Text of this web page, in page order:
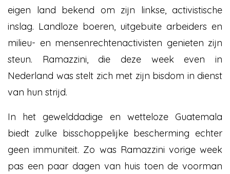
eigen land bekend om zijn linkse, activistische
inslag. Landloze boeren, uitgebuite arbeiders en
milieu- en mensenrechtenactivisten genieten zijn
steun. Ramazzini, die deze week even in
Nederland was stelt zich met zijn bisdom in dienst
van hun strijd.
In het gewelddadige en wetteloze Guatemala
biedt zulke bisschoppelijke bescherming echter
geen immuniteit. Zo was Ramazzini vorige week
pas een paar dagen van huis toen de voorman